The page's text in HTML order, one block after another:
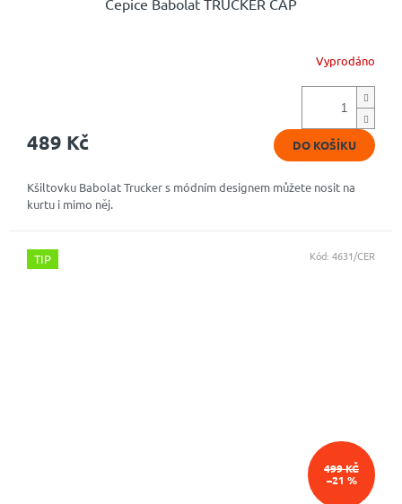
Čepice Babolat TRUCKER CAP
Vyprodáno
489 Kč DO KOŠÍKU
Kšiltovku Babolat Trucker s módním designem můžete nosit na
kurtu i mimo něj.
TIP
499 KČ
–21 %
Kód: 4631/CER